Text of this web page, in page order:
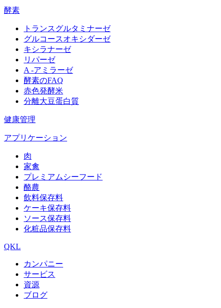
酵素
トランスグルタミナーゼ
グルコースオキシダーゼ
キシラナーゼ
リパーゼ
A -アミラーゼ
酵素のFAQ
赤色発酵米
分離大豆蛋白質
健康管理
アプリケーション
肉
家禽
プレミアムシーフード
酪農
飲料保存料
ケーキ保存料
ソース保存料
化粧品保存料
QKL
カンパニー
サービス
資源
ブログ